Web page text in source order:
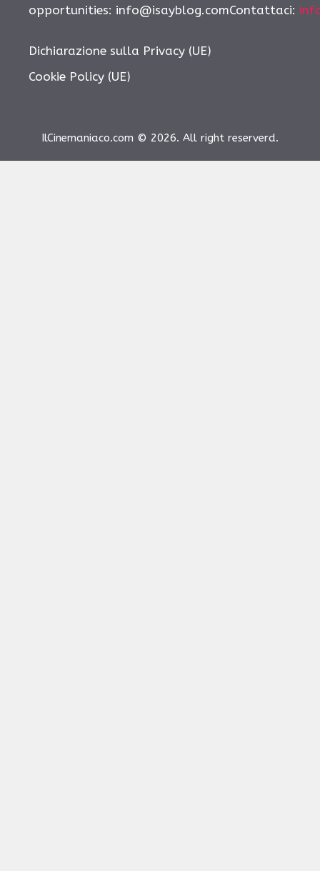
opportunities: info@isayblog.comContattaci:
Dichiarazione sulla Privacy (UE)
Cookie Policy (UE)
IlCinemaniaco.com © 2026. All right reserverd.